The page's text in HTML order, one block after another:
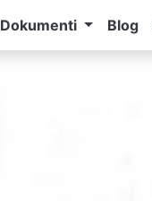
Dokumenti Blog